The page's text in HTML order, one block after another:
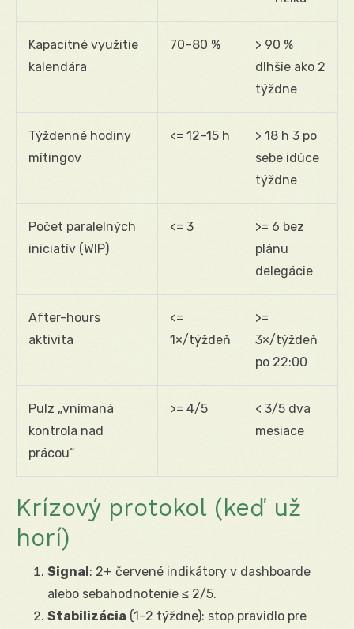
Kapacitné využitie
kalendára
70–80 %
> 90 %
dlhšie ako 2
týždne
Týždenné hodiny
mítingov
<= 12–15 h
> 18 h 3 po
sebe idúce
týždne
Počet paralelných
iniciatív (WIP)
<= 3
>= 6 bez
plánu
delegácie
After-hours
aktivita
<=
1×/týždeň
>=
3×/týždeň
po 22:00
Pulz „vnímaná
kontrola nad
prácou“
>= 4/5
< 3/5 dva
mesiace
Krízový protokol (keď už
horí)
Signal: 2+ červené indikátory v dashboarde
alebo sebahodnotenie ≤ 2/5.
Stabilizácia (1–2 týždne): stop pravidlo pre